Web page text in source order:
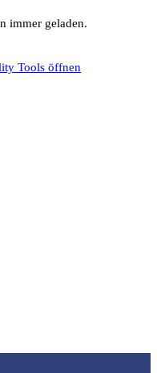
immer geladen.
Tools öffnen